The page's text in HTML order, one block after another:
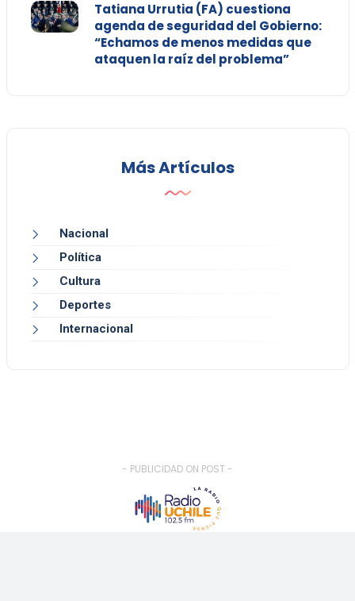
Tatiana Urrutia (FA) cuestiona
agenda de seguridad del Gobierno:
“Echamos de menos medidas que
ataquen la raíz del problema”
Más Artículos
Nacional
Política
Cultura
Deportes
Internacional
- PUBLICIDAD ON POST -